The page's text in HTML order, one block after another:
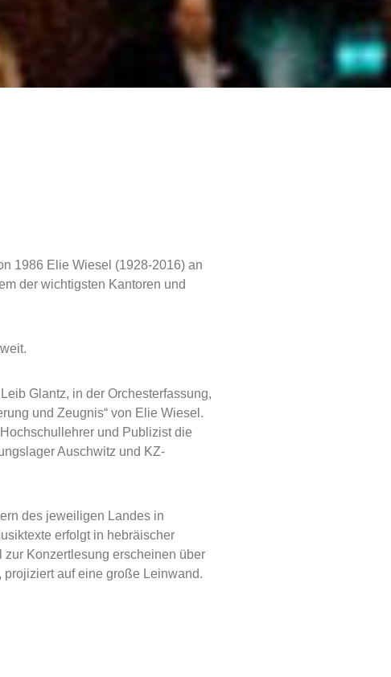
1986 Elie Wiesel (1928-2016) an
der wichtigsten Kantoren und
Glantz, in der Orchesterfassung,
und Zeugnis“ von Elie Wiesel.
und Publizist die
Auschwitz und KZ-
des jeweiligen Landes in
erfolgt in hebräischer
Konzertlesung erscheinen über
auf eine große Leinwand.